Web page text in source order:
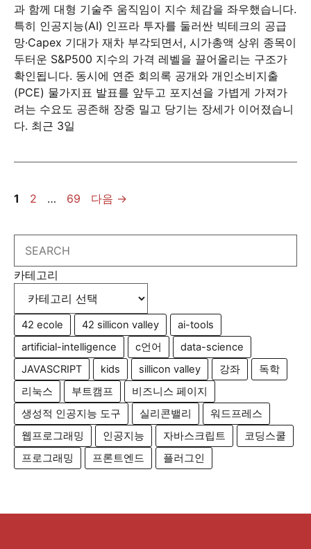
과 함께 대형 기술주 움직임이 지수 체감을 좌우했습니다.
특히 인공지능(AI) 인프라 투자를 둘러싼 빅테크의 공급
망·Capex 기대가 재차 부각되면서, 시가총액 상위 종목이
두터운 S&P500 지수의 가격 레벨을 끌어올리는 구조가
확인됩니다. 동시에 연준 회의록 공개와 개인소비지출
(PCE) 물가지표 발표를 앞두고 포지션을 가볍게 가져가
려는 수요도 공존해 장중 밀고 당기는 장세가 이어졌습니
다. 최근 3일
페
지
1
페
지
2 …
페
지
69 다음 →
카테고리
42 ecole 42 sillicon valley
ai-tools
artificial-intelligence
c언어
data-science
JAVASCRIPT
kids sillicon valley 강좌
독학
리눅스
부트캠프
비즈니스 페이지
생성적 인공지능 도구
실리콘밸리
워드프레스
웹프로그래밍
인공지능 자바스크립트
코딩스쿨
프로그래밍
프론트엔드 플러그인